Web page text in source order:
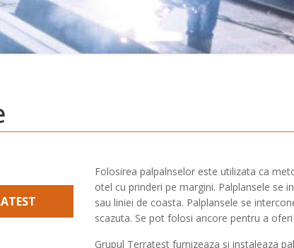
Folosirea palpalnselor este utilizata ca
otel cu prinderi pe margini. Palplansele se
sau liniei de coasta. Palplansele se
scazuta. Se pot folosi ancore pentru a
Grupul Terratest furnizeaza si instaleaza